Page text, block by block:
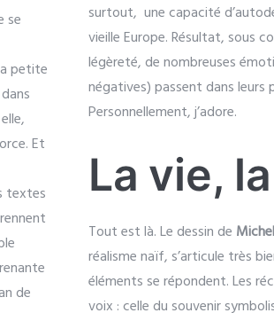
se
petite
Et
textes
de
surtout, une capacité
vieille Europe. Résultat, sous
légèreté, de nombreuses
négatives) passent dans leurs
Personnellement, j’adore.
La vie,
Tout est là. Le dessin de
réalisme naïf, s’articule très
éléments se répondent. Les
voix : celle du souvenir